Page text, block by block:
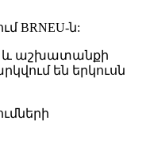
BRNEU-ն:
և աշխատանքի
են երկուսն